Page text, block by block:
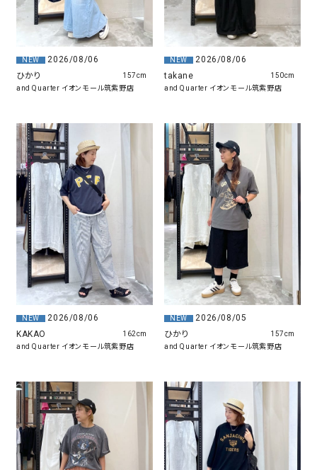
NEW
2026/08/06
ひかり
and Quarter イオンモール筑紫野店
157cm
NEW
2026/08/06
takane
and Quarter イオンモール筑紫野店
150cm
NEW
2026/08/06
KAKAO
and Quarter イオンモール筑紫野店
162cm
NEW
2026/08/05
ひかり
and Quarter イオンモール筑紫野店
157cm